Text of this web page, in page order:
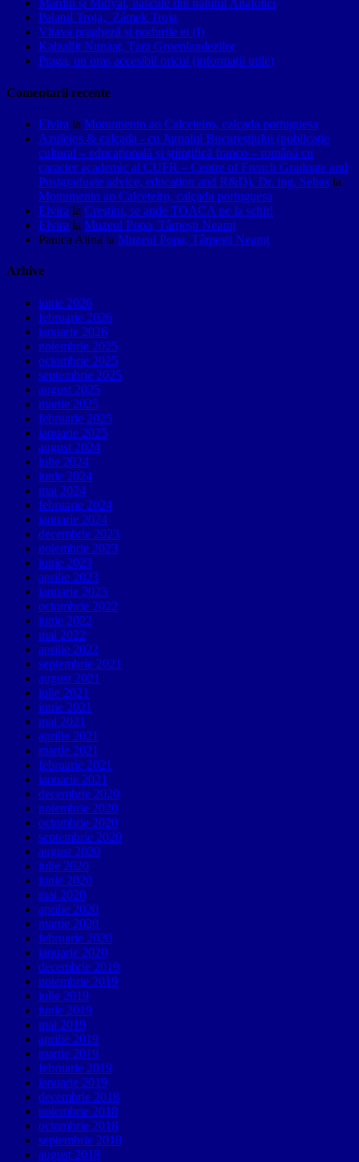
Mardin și Midyat, născute din nahitul Anatoliei
Palatul Troja, Zámek Troja
Vltava pragheză și podurile ei (I)
Kalaallit Nunaat, Țara Groenlandezilor
Praga, un oraș accesibil oricui (informații utile)
Comentarii recente
Elvira la Monumento ao Calceteiro, calçada portuguesa
Azulejos & calçada - cu Jurnalul Bucureștiului (publicație
cultural – educațională și științifică franco – română cu
caracter academic al CUFR – Centre of French Graduate and
Postgraduate advice, education and R&D). Dr. ing. Sebas la
Monumento ao Calceteiro, calçada portuguesa
Elvira la Creştini, se aude TOACA pe la schit!
Elvira la Muzeul Popa, Târpeşti Neamţ
Panica Alina la Muzeul Popa, Târpeşti Neamţ
Arhive
iunie 2026
februarie 2026
ianuarie 2026
noiembrie 2025
octombrie 2025
septembrie 2025
august 2025
martie 2025
februarie 2025
ianuarie 2025
august 2024
iulie 2024
iunie 2024
mai 2024
februarie 2024
ianuarie 2024
decembrie 2023
noiembrie 2023
iunie 2023
aprilie 2023
ianuarie 2023
octombrie 2022
iunie 2022
mai 2022
aprilie 2022
septembrie 2021
august 2021
iulie 2021
iunie 2021
mai 2021
aprilie 2021
martie 2021
februarie 2021
ianuarie 2021
decembrie 2020
noiembrie 2020
octombrie 2020
septembrie 2020
august 2020
iulie 2020
iunie 2020
mai 2020
aprilie 2020
martie 2020
februarie 2020
ianuarie 2020
decembrie 2019
noiembrie 2019
iulie 2019
iunie 2019
mai 2019
aprilie 2019
martie 2019
februarie 2019
ianuarie 2019
decembrie 2018
noiembrie 2018
octombrie 2018
septembrie 2018
august 2018